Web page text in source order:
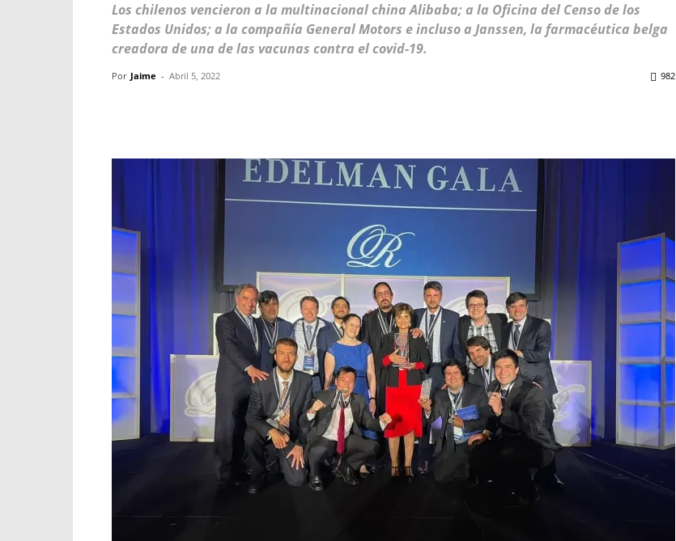
Los chilenos vencieron a la multinacional china Alibaba; a la Oficina del Censo de los
Estados Unidos; a la compañía General Motors e incluso a Janssen, la farmacéutica belga
creadora de una de las vacunas contra el covid-19.
Por Jaime - Abril 5, 2022 982